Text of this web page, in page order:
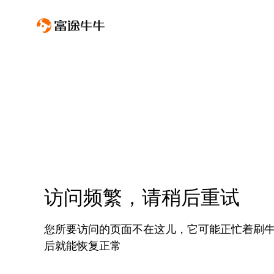
访问频繁，请稍后重试
您所要访问的页面不在这儿，它可能正忙着刷
后就能恢复正常